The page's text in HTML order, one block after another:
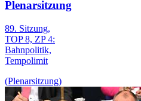
Plenarsitzung
89. Sitzung,
TOP 8, ZP 4:
Bahnpolitik,
Tempolimit
(Plenarsitzung)